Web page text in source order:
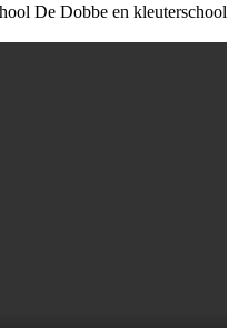
De Dobbe en kleuterschool